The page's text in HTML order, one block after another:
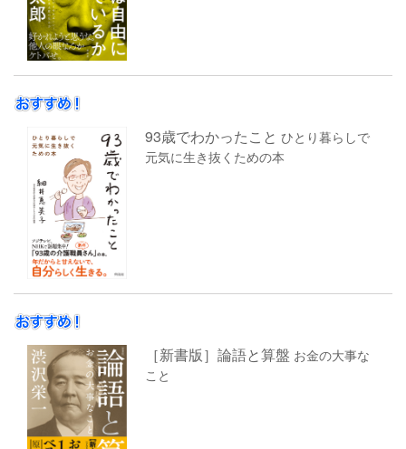
93歳でわかったことひとり暮らしで
元気に生き抜くための本
［新書版］論語と算盤 お金の大事な
こと